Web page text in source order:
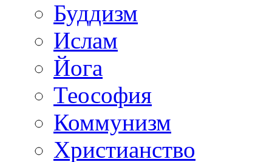
Буддизм
Ислам
Йога
Теософия
Коммунизм
Христианство